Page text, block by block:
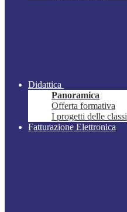
Didattica
Panoramica
Offerta formativa
I progetti delle classi
Fatturazione Elettronica